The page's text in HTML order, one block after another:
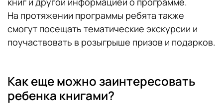
На протяжении программы ребята также
смогут посещать тематические экскурсии и
поучаствовать в розыгрыше призов и подарков.
Как еще можно заинтересовать
ребенка книгами?